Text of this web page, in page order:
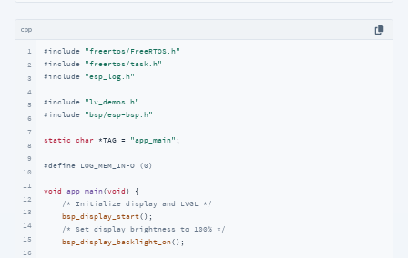
cpp
1
2
3
4
5
6
7
8
9
10
11
12
13
14
15
16
#include
"freertos/FreeRTOS.h"
#include
"freertos/task.h"
#include "esp_log.h"
#include
"lv_demos.h"
#include "bsp/esp-bsp.h"
static char *TAG = "app_main" ;
#define LOG_MEM_INFO (0)
void app_main(void )
{
/* Initialize display and LVGL */
bsp_display_start();
/* Set display brightness to 100% */
bsp_display_backlight_on();